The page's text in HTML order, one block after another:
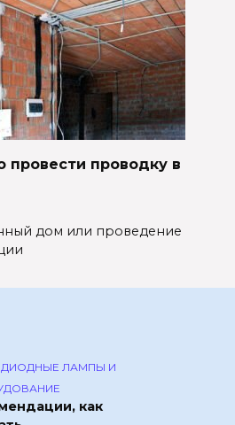
провести проводку в
дом или проведение
ЛАМПЫ И
как